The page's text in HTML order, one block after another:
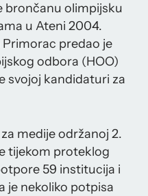
brončanu olimpijsku
u Ateni 2004.
predao je
odbora (HOO)
svojoj kandidaturi za
medije održanoj 2.
tijekom proteklog
59 institucija i
je nekoliko potpisa